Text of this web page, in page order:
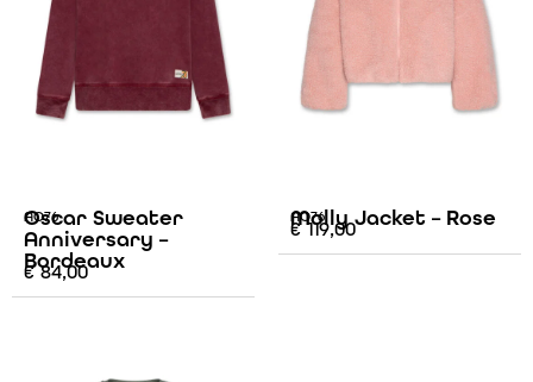
AO76
Oscar Sweater
Anniversary –
Bordeaux
€84,00
AO76
Molly Jacket – Rose
€119,00